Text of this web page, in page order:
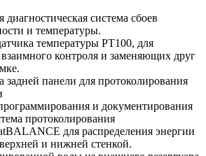
диагностическая система сбоев
и температуры.
температуры РТ100, для
контроля и заменяющих друг
задней панели для протоколирования
и документирования
протоколирования
для распределения энергии
и нижней стенкой.